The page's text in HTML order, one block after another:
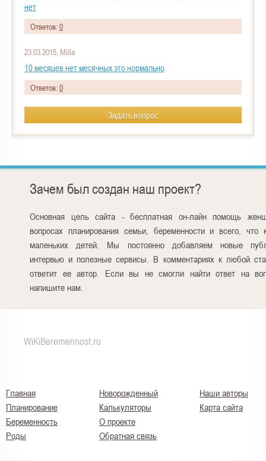
нет
Ответов:0
23.03.2015, Milla
10 месяцев нет месячных это нормально
Ответов:0
Задать вопрос
Зачем был создан наш проект?
Основная цель сайта - бесплатная он-лайн помощь
вопросах планирования семьи, беременности и всего, что
маленьких детей. Мы постоянно добавляем новые
интервью и полезные сервисы. В комментариях к любой
ответит ее автор. Если вы не смогли найти ответ на
напишите нам.
WiKiBeremennost.ru
Главная
Планирование
Беременность
Роды
Новорожденный
Калькуляторы
О проекте
Обратная связь
Наши авторы
Карта сайта